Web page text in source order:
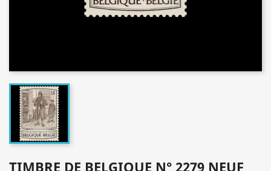
TIMBRE DE BELGIQUE N° 2279 NEUF